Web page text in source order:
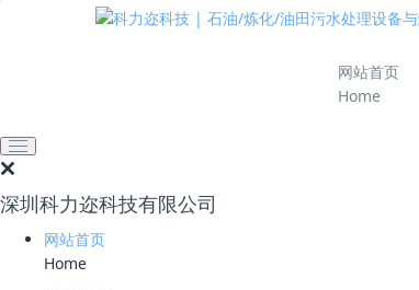
网站首页
Home
深圳科力迩科技有限公司
网站首页
Home
推动绿色发展
2024-12-30 08:57:26